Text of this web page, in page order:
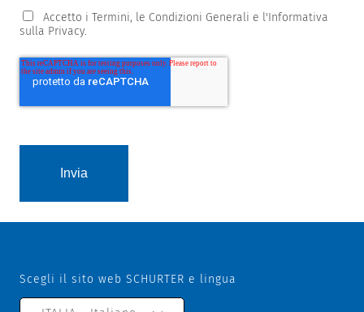
Accetto i Termini, le Condizioni Generali e l'Informativa
sulla Privacy.
Scegli il sito web SCHURTER e lingua